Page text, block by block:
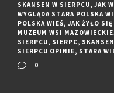
SKANSEN W SIERPCU, JAK
WYGLĄDA STARA POLSKA
POLSKA WIEŚ, JAK ŻYŁO SIĘ
MUZEUM WSI
SIERPCU, SIERPC,
SIERPCU OPINIE, STARA
0